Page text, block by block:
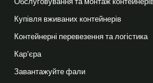
Купівля вживаних контейнерів
Контейнерні перевезення та логістика
Кар’єра
Завантажуйте фали